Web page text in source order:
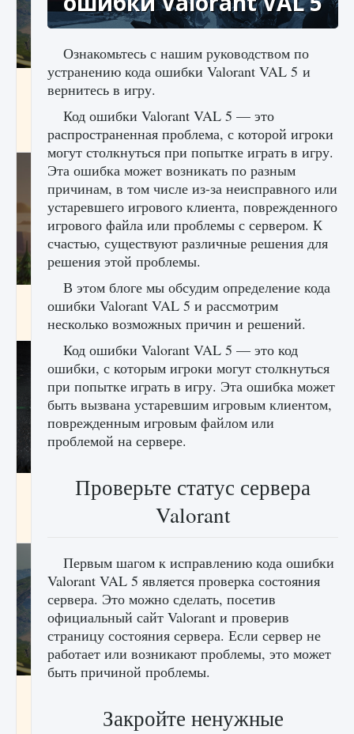
Как исправить ошибку Palworld «Идет
сохранение мира — Невозможно начать
сохранение данных мира»
9 августа 2024 2 511 0 0
Как заработать медали лиги Clash of Clans
9 августа 2024 2 599 0 1
лицензии, лиги, команды и стадионы в EA
2 395 0
начать сохранение данных мира»
Ознакомьтесь с нашим руководством по
устранению кода ошибки Valorant VAL 5 и
вернитесь в игру.
Код ошибки Valorant VAL 5 — это
распространенная проблема, с которой игроки
могут столкнуться при попытке играть в игру.
Эта ошибка может возникать по разным
причинам, в том числе из-за неисправного или
устаревшего игрового клиента, поврежденного
игрового файла или проблемы с сервером. К
счастью, существуют различные решения для
решения этой проблемы.
В этом блоге мы обсудим определение кода
ошибки Valorant VAL 5 и рассмотрим
несколько возможных причин и решений.
Код ошибки Valorant VAL 5 — это код
ошибки, с которым игроки могут столкнуться
при попытке играть в игру. Эта ошибка может
быть вызвана устаревшим игровым клиентом,
поврежденным игровым файлом или
проблемой на сервере.
Проверьте статус сервера
Valorant
Первым шагом к исправлению кода ошибки
Valorant VAL 5 является проверка состояния
сервера. Это можно сделать, посетив
официальный сайт Valorant и проверив
страницу состояния сервера. Если сервер не
работает или возникают проблемы, это может
быть причиной проблемы.
Закройте ненужные